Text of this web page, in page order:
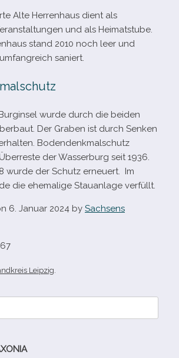
Alte Herrenhaus dient als
und als Heimatstube.
stand 2010 noch leer und
saniert.
wurde durch die bei­den
Der Graben ist durch Senken
Bodendenkmalschutz
der Wasserburg seit 1936.
wurde der Schutz erneu­ert. Im
die ehe­ma­lige Stauanlage verfüllt.
6. Januar 2024 by Sachsens
Leipzig